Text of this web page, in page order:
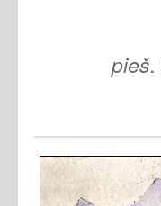
pieš.